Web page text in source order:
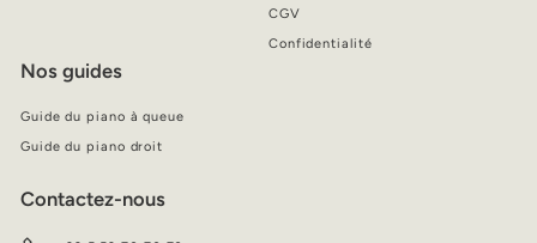
CGV
Confidentialité
Nos guides
Guide du piano à queue
Guide du piano droit
Contactez-nous